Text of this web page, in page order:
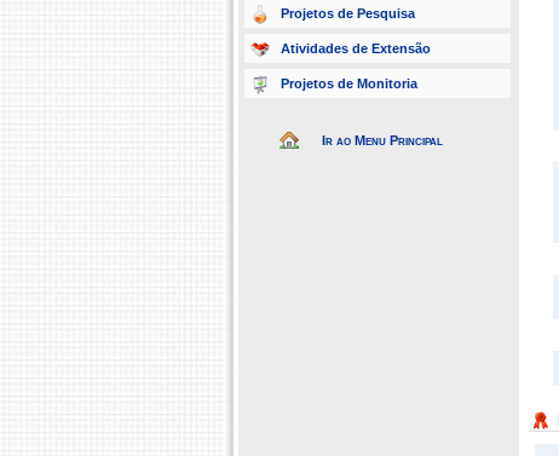
Projetos de Pesquisa
Atividades de Extensão
Projetos de Monitoria
Ir ao Menu Principal